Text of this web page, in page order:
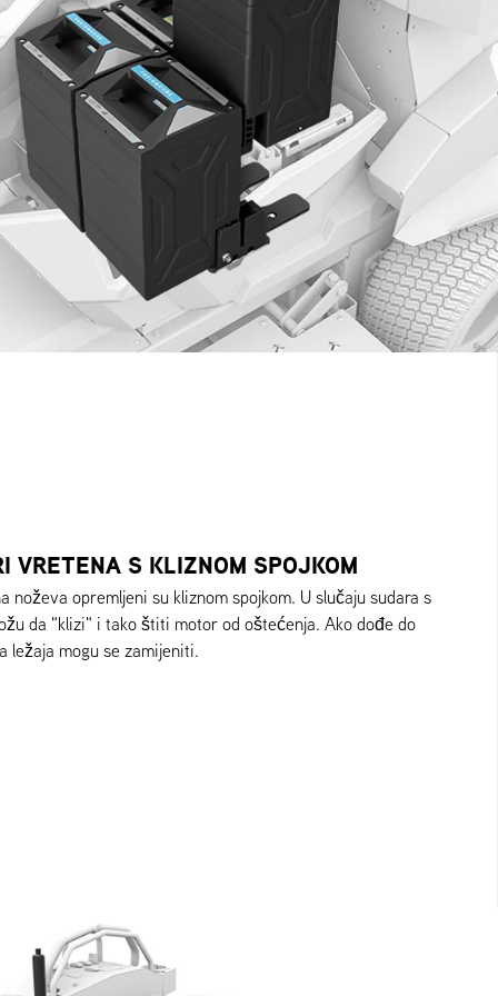
VRETENA S KLIZNOM SPOJKOM
opremljeni su kliznom spojkom. U slučaju sudara s
da "klizi" i tako štiti motor od oštećenja. Ako dođe do
ležaja mogu se zamijeniti.